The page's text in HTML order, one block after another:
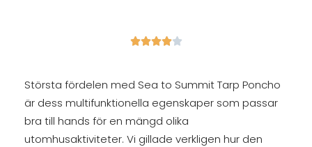

Största fördelen med Sea to Summit Tarp Poncho
är dess multifunktionella egenskaper som passar
bra till hands för en mängd olika
utomhusaktiviteter. Vi gillade verkligen hur den